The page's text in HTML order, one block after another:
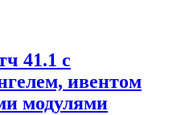
41.1 с
ивентом
модулями